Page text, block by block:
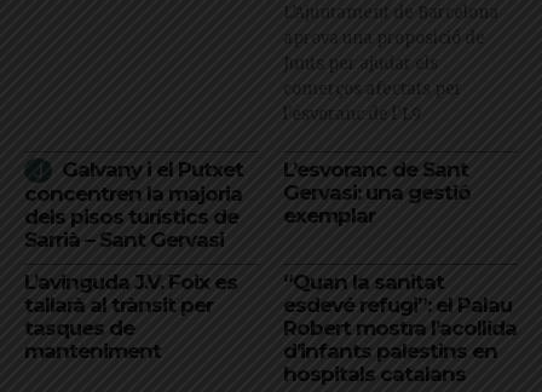
L’Ajuntament de Barcelona
aprova una proposició de
Junts per ajudar els
comerços afectats per
l'esvoranc de l'L9
Galvany i el Putxet
concentren la majoria
dels pisos turístics de
Sarrià – Sant Gervasi
L’esvoranc de Sant
Gervasi: una gestió
exemplar
L’avinguda J.V. Foix es
tallarà al trànsit per
tasques de
manteniment
“Quan la sanitat
esdevé refugi”: el Palau
Robert mostra l’acollida
d’infants palestins en
hospitals catalans